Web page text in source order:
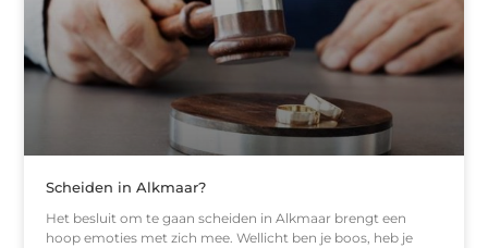
Scheiden in Alkmaar?
Het besluit om te gaan scheiden in Alkmaar brengt een
hoop emoties met zich mee. Wellicht ben je boos, heb je